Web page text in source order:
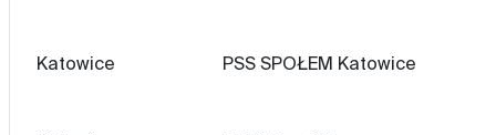
Katowice PSS SPOŁEM Katowice